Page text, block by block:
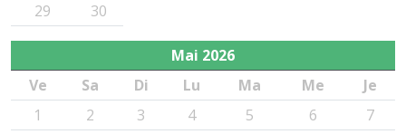
29
30
Mai 2026
Ve
Sa Di Lu Ma Me
Je
1
2 3 4 5 6
7